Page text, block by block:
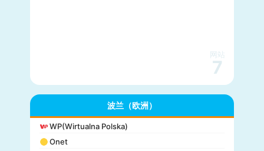
网站
7
波兰（欧洲）
WP(Wirtualna Polska)
Onet